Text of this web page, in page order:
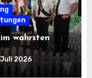
wahrsten
2026